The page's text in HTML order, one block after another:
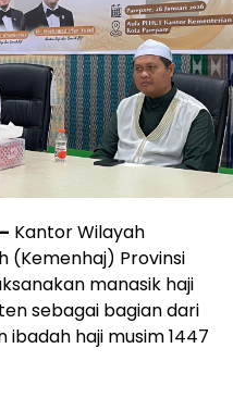
Kantor Wilayah
(Kemenhaj) Provinsi
manasik haji
sebagai bagian dari
haji musim 1447